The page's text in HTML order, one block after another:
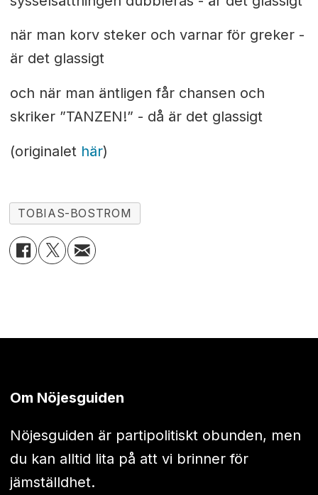
när man korv steker och varnar för greker -
är det glassigt
och när man äntligen får chansen och
skriker ”TANZEN!” - då är det glassigt
(originalet här)
TOBIAS-BOSTROM
Om Nöjesguiden
Nöjesguiden är partipolitiskt obunden, men
du kan alltid lita på att vi brinner för
jämställdhet.